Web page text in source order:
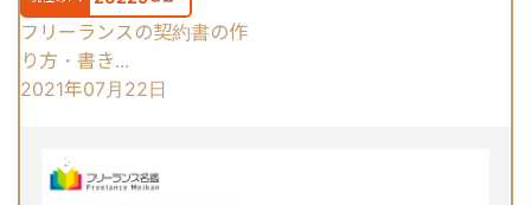
フリーランスの契約書の作
り方・書き...
2021年07月22日